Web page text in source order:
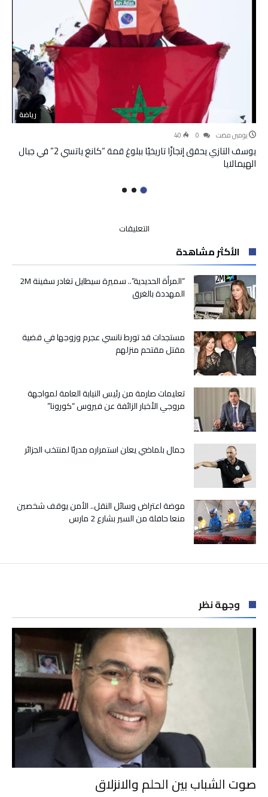
رياضة
‫‫‫‏‫يومين مضت‬ 40
يوسف التازي يحقق إنجازًا تاريخيًا ببلوغ قمة “كانغ ياتسي 2” في جبال
الهيمالايا
التعليقات
يوقعان
اتفاق
هبة
صيد
من
بالصويرية
القديمة
الأكثر مشاهدة
“المرأة الحديدية”.. سميرة سيطايل تغادر سفينة 2M
المهددة بالغرق
مستجدات قد تورط نانسي عجرم وزوجها في قضية
مقتل مقتحم منزلهم
تعليمات صارمة من رئيس النيابة العامة لمواجهة
مروجي الأخبار الزائفة عن فيروس “كورونا”
جمال بلماضي يعلن استمراره مدربًا لمنتخب الجزائر
موضة اعتراض وسائل النقل.. الأمن يوقف شخصين
منعا حافلة من السير بشارع 2 مارس
وجهة نظر
صوت الشباب بين الحلم والانزلاق